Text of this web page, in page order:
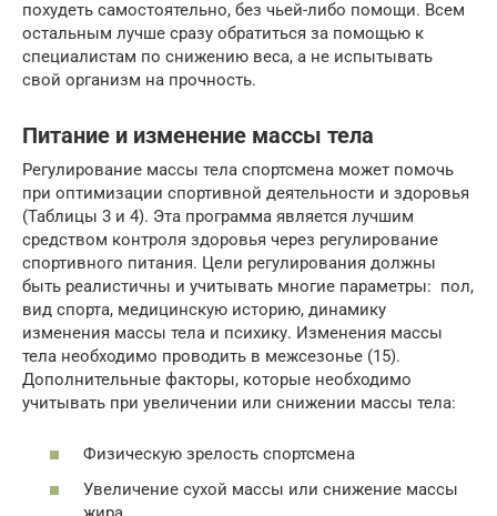
похудеть самостоятельно, без чьей-либо помощи. Всем
остальным лучше сразу обратиться за помощью к
специалистам по снижению веса, а не испытывать
свой организм на прочность.
Питание и изменение массы тела
Регулирование массы тела спортсмена может помочь
при оптимизации спортивной деятельности и здоровья
(Таблицы 3 и 4). Эта программа является лучшим
средством контроля здоровья через регулирование
спортивного питания. Цели регулирования должны
быть реалистичны и учитывать многие параметры: пол,
вид спорта, медицинскую историю, динамику
изменения массы тела и психику. Изменения массы
тела необходимо проводить в межсезонье (15).
Дополнительные факторы, которые необходимо
учитывать при увеличении или снижении массы тела:
Физическую зрелость спортсмена
Увеличение сухой массы или снижение массы